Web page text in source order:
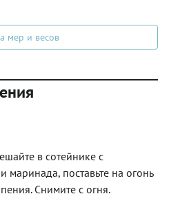
мер и весов
в сотейнике с
маринада, поставьте на огонь
Снимите с огня.